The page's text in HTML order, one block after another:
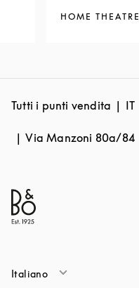
HOME THEATRE
Tutti i punti vendita IT
Via Manzoni 80a/84
Italiano